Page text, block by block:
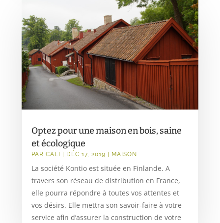
Optez pour une maison en bois, saine
et écologique
PAR CALI DÉC 17, 2019 MAISON
La société Kontio est située en Finlande. A
travers son réseau de distribution en France,
elle pourra répondre à toutes vos attentes et
vos désirs. Elle mettra son savoir-faire à votre
service afin d’assurer la construction de votre